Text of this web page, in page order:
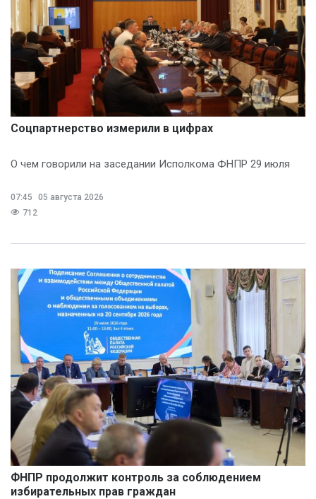
Соцпартнерство измерили в цифрах
О чем говорили на заседании Исполкома ФНПР 29 июля
07:45
05 августа 2026
712
ФНПР продолжит контроль за соблюдением
избирательных прав граждан